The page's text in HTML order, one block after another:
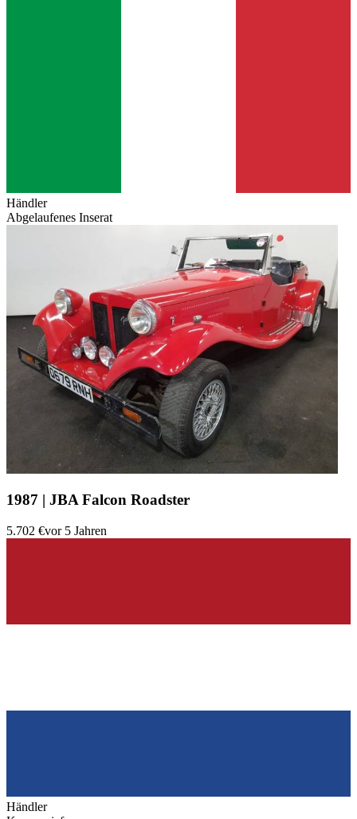
Händler
Abgelaufenes Inserat
1987 | JBA Falcon Roadster
5.702 €vor 5 Jahren
Händler